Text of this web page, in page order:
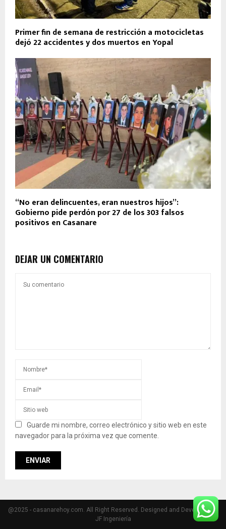
Primer fin de semana de restricción a motocicletas
dejó 22 accidentes y dos muertos en Yopal
“No eran delincuentes, eran nuestros hijos”:
Gobierno pide perdón por 27 de los 303 falsos
positivos en Casanare
DEJAR UN COMENTARIO
Guarde mi nombre, correo electrónico y sitio web en este
navegador para la próxima vez que comente.
@2025 - casanarehoy.com. All Right Reserved. Designed and Developed by
JF Ingeniería